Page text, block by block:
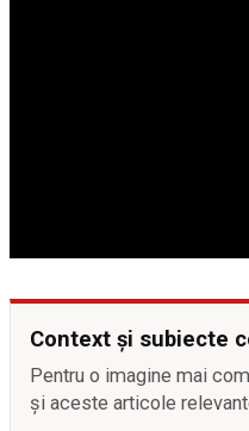
Context și subiecte
Pentru o imagine mai
și aceste articole